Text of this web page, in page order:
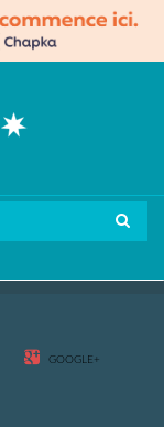
GOOGLE+